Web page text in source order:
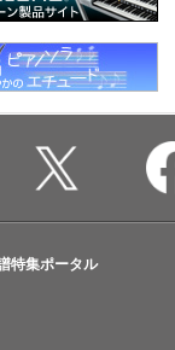
特集ポータル